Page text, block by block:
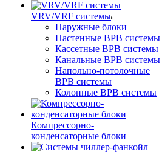
VRV/VRF системы
Наружные блоки
Настенные ВРВ системы
Кассетные ВРВ системы
Канальные ВРВ системы
Напольно-потолочные
ВРВ системы
Колонные ВРВ системы
Компрессорно-
конденсаторные блоки